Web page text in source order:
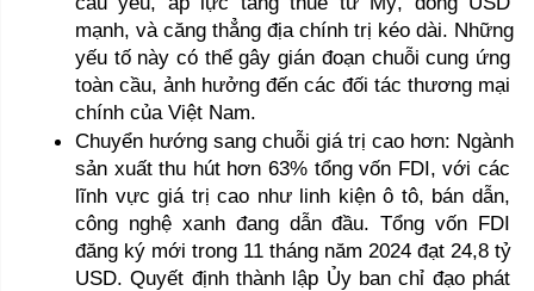
mạnh, và căng thẳng địa chính trị kéo dài. Những
yếu tố này có thể gây gián đoạn chuỗi cung ứng
toàn cầu, ảnh hưởng đến các đối tác thương mại
chính của Việt Nam.
Chuyển hướng sang chuỗi giá trị cao hơn: Ngành
sản xuất thu hút hơn 63% tổng vốn FDI, với các
lĩnh vực giá trị cao như linh kiện ô tô, bán dẫn,
công nghệ xanh đang dẫn đầu. Tổng vốn FDI
đăng ký mới trong 11 tháng năm 2024 đạt 24,8 tỷ
USD. Quyết định thành lập Ủy ban chỉ đạo phát